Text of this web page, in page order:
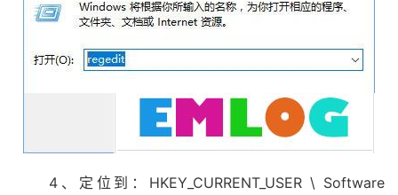
4、定位到：HKEY_CURRENT_USER \ Software